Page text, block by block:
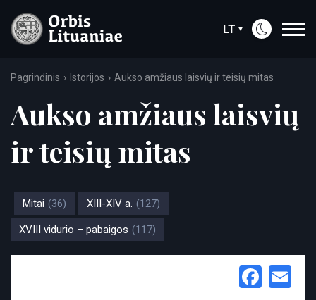
LT
Pagrindinis Istorijos Aukso amžiaus laisvių ir teisių mitas
Aukso amžiaus laisvių
ir teisių mitas
Mitai (36) XIII-XIV a. (127)
XVIII vidurio – pabaigos (117)